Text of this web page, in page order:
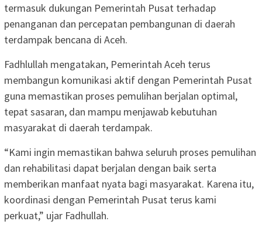
termasuk dukungan Pemerintah Pusat terhadap
penanganan dan percepatan pembangunan di daerah
terdampak bencana di Aceh.
Fadhlullah mengatakan, Pemerintah Aceh terus
membangun komunikasi aktif dengan Pemerintah Pusat
guna memastikan proses pemulihan berjalan optimal,
tepat sasaran, dan mampu menjawab kebutuhan
masyarakat di daerah terdampak.
“Kami ingin memastikan bahwa seluruh proses pemulihan
dan rehabilitasi dapat berjalan dengan baik serta
memberikan manfaat nyata bagi masyarakat. Karena itu,
koordinasi dengan Pemerintah Pusat terus kami
perkuat,” ujar Fadhullah.